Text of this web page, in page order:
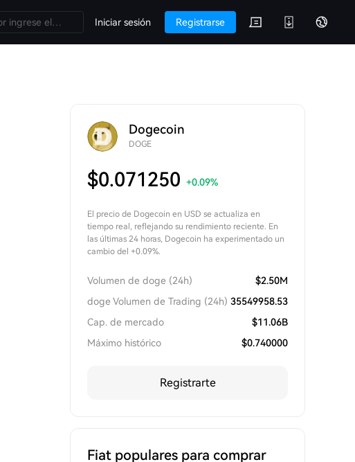
Iniciar sesión Registrarse
Dogecoin
DOGE
$0.071250 +0.09%
El precio de Dogecoin en USD se actualiza en
tiempo real, reflejando su rendimiento reciente. En
las últimas 24 horas, Dogecoin ha experimentado un
cambio del +0.09%.
Volumen de doge (24h) $2.50M
doge Volumen de Trading (24h) 35549958.53
Cap. de mercado
$11.06B
Máximo histórico
$0.740000
Registrarte
Fiat populares para comprar